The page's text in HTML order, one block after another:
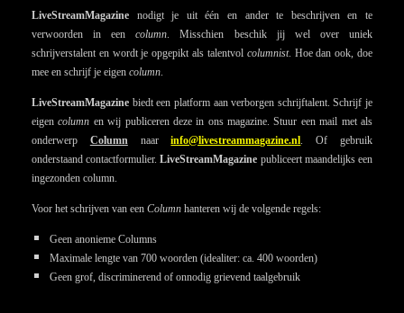
LiveStreamMagazine nodigt je uit één en ander te beschrijven en te
verwoorden in eencolumn . Misschien beschik jij wel over uniek
schrijverstalent en wordt je opgepikt als talentvol columnist. Hoe dan ook, doe
mee en schrijf je eigen column
LiveStreamMagazine biedt een platform aan verborgen schrijftalent. Schrijf je
eigencolumn en wij publiceren deze in ons magazine. Stuur een mail met als
onderwerp Column naarinfo@livestreammagazine.nl . Of gebruik
onderstaand contactformulier.LiveStreamMagazine publiceert maandelijks een
ingezonden column.
Voor het schrijven van een Column hanteren wij de volgende regels:
Geen anonieme Columns
Maximale lengte van 700 woorden (idealiter: ca. 400 woorden)
Geen grof, discriminerend of onnodig grievend taalgebruik